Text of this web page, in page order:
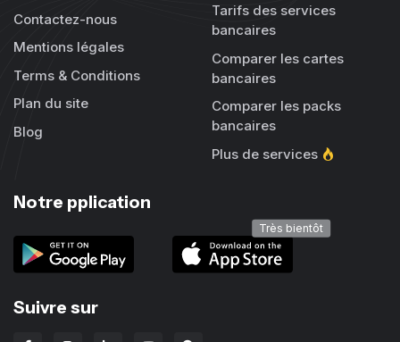
Contactez-nous
Mentions légales
Terms & Conditions
Plan du site
Blog
Tarifs des services
bancaires
Comparer les cartes
bancaires
Comparer les packs
bancaires
Plus de services
Notre pplication
Très bientôt
Suivre sur